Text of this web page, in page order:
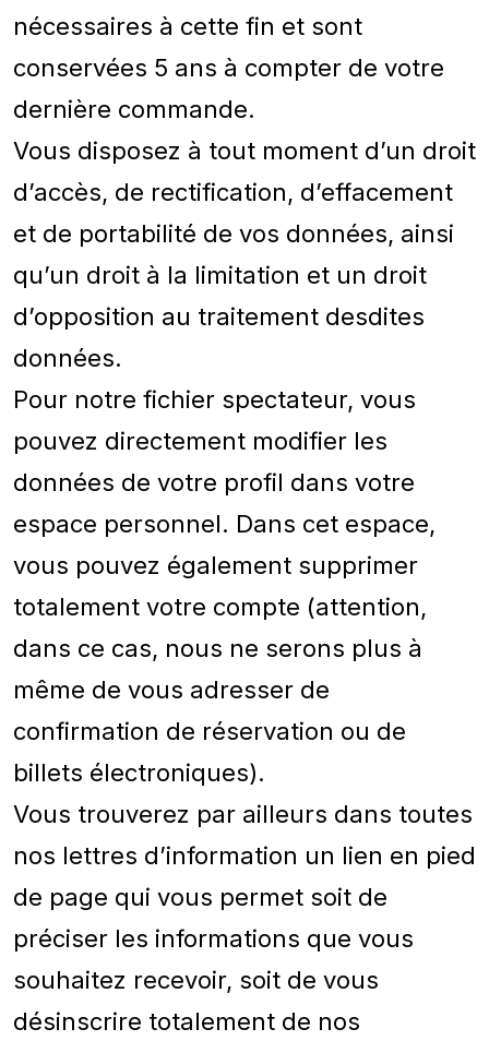
nécessaires à cette fin et sont
conservées 5 ans à compter de votre
dernière commande.
Vous disposez à tout moment d’un droit
d’accès, de rectification, d’effacement
et de portabilité de vos données, ainsi
qu’un droit à la limitation et un droit
d’opposition au traitement desdites
données.
Pour notre fichier spectateur, vous
pouvez directement modifier les
données de votre profil dans votre
espace personnel. Dans cet espace,
vous pouvez également supprimer
totalement votre compte (attention,
dans ce cas, nous ne serons plus à
même de vous adresser de
confirmation de réservation ou de
billets électroniques).
Vous trouverez par ailleurs dans toutes
nos lettres d’information un lien en pied
de page qui vous permet soit de
préciser les informations que vous
souhaitez recevoir, soit de vous
désinscrire totalement de nos